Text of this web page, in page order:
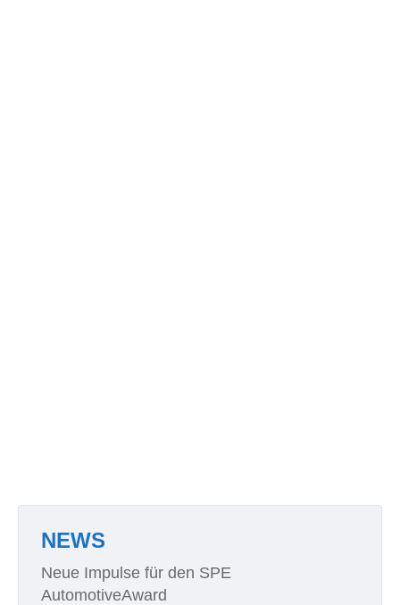
NEWS
Neue Impulse für den SPE
AutomotiveAward